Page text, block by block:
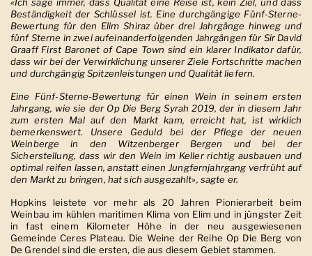
Beständigkeit der Schlüssel ist. Eine durchgängige Fünf-Sterne-
Bewertung für den Elim Shiraz über drei Jahrgänge hinweg und
fünf Sterne in zwei aufeinanderfolgenden Jahrgängen für Sir David
Graaff First Baronet of Cape Town sind ein klarer Indikator dafür,
dass wir bei der Verwirklichung unserer Ziele Fortschritte machen
und durchgängig Spitzenleistungen und Qualität liefern.
Eine Fünf-Sterne-Bewertung für einen Wein in seinem ersten
Jahrgang, wie sie der Op Die Berg Syrah 2019, der in diesem Jahr
zum ersten Mal auf den Markt kam, erreicht hat, ist wirklich
bemerkenswert. Unsere Geduld bei der Pflege der neuen
Weinberge in den Witzenberger Bergen und bei der
Sicherstellung, dass wir den Wein im Keller richtig ausbauen und
optimal reifen lassen, anstatt einen Jungfernjahrgang verfrüht auf
den Markt zu bringen, hat sich ausgezahlt», sagte er.
Hopkins leistete vor mehr als 20 Jahren Pionierarbeit beim
Weinbau im kühlen maritimen Klima von Elim und in jüngster Zeit
in fast einem Kilometer Höhe in der neu ausgewiesenen
Gemeinde Ceres Plateau. Die Weine der Reihe Op Die Berg von
De Grendel sind die ersten, die aus diesem Gebiet stammen.